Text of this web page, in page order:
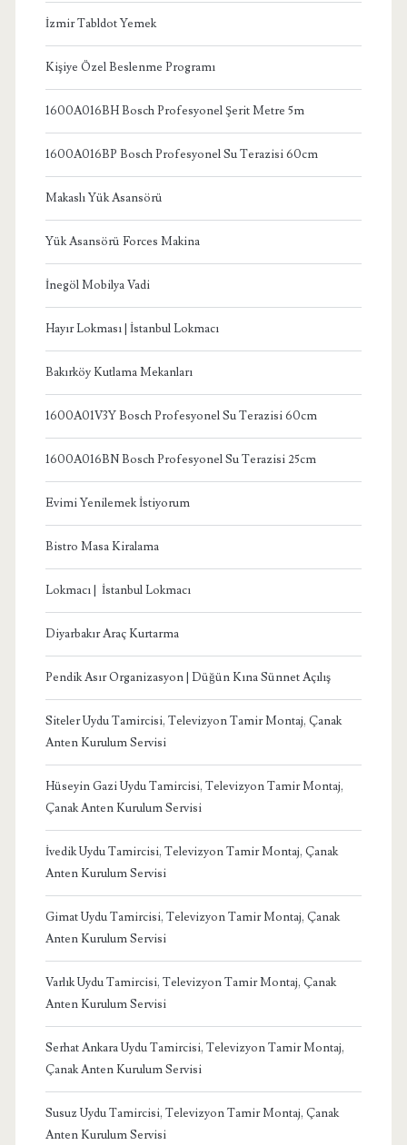
İzmir Tabldot Yemek
Kişiye Özel Beslenme Programı
1600A016BH Bosch Profesyonel Şerit Metre 5m
1600A016BP Bosch Profesyonel Su Terazisi 60cm
Makaslı Yük Asansörü
Yük Asansörü Forces Makina
İnegöl Mobilya Vadi
Hayır Lokması | İstanbul Lokmacı
Bakırköy Kutlama Mekanları
1600A01V3Y Bosch Profesyonel Su Terazisi 60cm
1600A016BN Bosch Profesyonel Su Terazisi 25cm
Evimi Yenilemek İstiyorum
Bistro Masa Kiralama
Lokmacı | İstanbul Lokmacı
Diyarbakır Araç Kurtarma
Pendik Asır Organizasyon | Düğün Kına Sünnet Açılış
Siteler Uydu Tamircisi, Televizyon Tamir Montaj, Çanak
Anten Kurulum Servisi
Hüseyin Gazi Uydu Tamircisi, Televizyon Tamir Montaj,
Çanak Anten Kurulum Servisi
İvedik Uydu Tamircisi, Televizyon Tamir Montaj, Çanak
Anten Kurulum Servisi
Gimat Uydu Tamircisi, Televizyon Tamir Montaj, Çanak
Anten Kurulum Servisi
Varlık Uydu Tamircisi, Televizyon Tamir Montaj, Çanak
Anten Kurulum Servisi
Serhat Ankara Uydu Tamircisi, Televizyon Tamir Montaj,
Çanak Anten Kurulum Servisi
Susuz Uydu Tamircisi, Televizyon Tamir Montaj, Çanak
Anten Kurulum Servisi